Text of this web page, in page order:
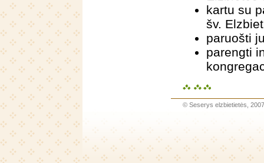
kartu su
šv.
paruošti
parengti
© Seserys elzbietietės , 2007